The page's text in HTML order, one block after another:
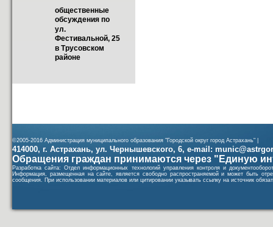
общественные
обсуждения по
ул.
Фестивальной, 25
в Трусовском
районе
©2005-2016 Администрация муниципального образования "Городской округ город Астрахань" |
414000, г. Астрахань, ул. Чернышевского, 6, e-mail:
Обращения граждан принимаются через "Единую
Разработка сайта: Отдел информационных технологий управления контроля и
Информация, размещенная на сайте, является свободно распространяемой и может быть
сообщения. При использовании материалов или цитировании указывать ссылку на источник